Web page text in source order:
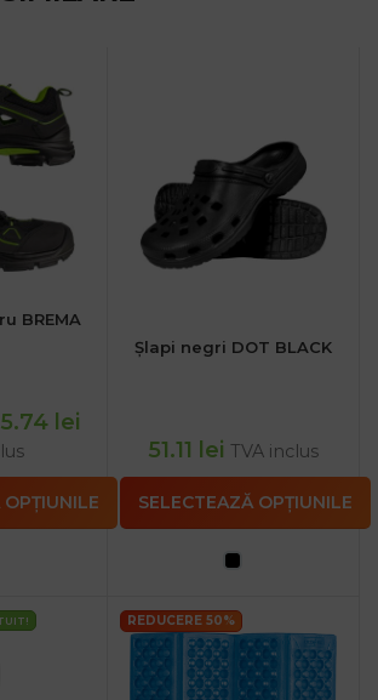
BREMA
lei
Șlapi negri DOT BLACK
51.11 lei TVA inclus
SELECTEAZĂ OPȚIUNILE
REDUCERE 50%